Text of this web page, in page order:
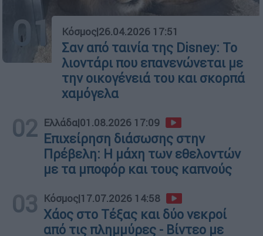
01 Κόσμος|26.04.2026 17:51
Σαν από ταινία της Disney: Το
λιοντάρι που επανενώνεται με
την οικογένειά του και σκορπά
χαμόγελα
02 Ελλάδα|01.08.2026 17:09
Επιχείρηση διάσωσης στην
Πρέβελη: Η μάχη των εθελοντών
με τα μποφόρ και τους καπνούς
03 Κόσμος|17.07.2026 14:58
Χάος στο Τέξας και δύο νεκροί
από τις πλημμύρες - Βίντεο με